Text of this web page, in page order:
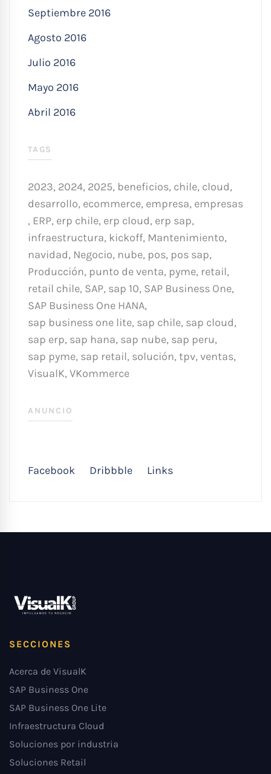
Septiembre 2016
Agosto 2016
Julio 2016
Mayo 2016
Abril 2016
TAGS
2023, 2024, 2025, beneficios, chile, cloud,
desarrollo, ecommerce, empresa, empresas
, ERP, erp chile, erp cloud, erp sap,
infraestructura, kickoff, Mantenimiento,
navidad, Negocio, nube, pos, pos sap,
Producción, punto de venta, pyme, retail,
retail chile, SAP, sap 10, SAP Business One,
SAP Business One HANA,
sap business one lite, sap chile, sap cloud,
sap erp, sap hana, sap nube, sap peru,
sap pyme, sap retail, solución, tpv, ventas,
VisualK, VKommerce
ANUNCIO
Facebook Dribbble Links
SECCIONES
Acerca de VisualK
SAP Business One
SAP Business One Lite
Infraestructura Cloud
Soluciones por industria
Soluciones Retail